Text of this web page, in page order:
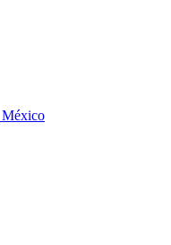
México